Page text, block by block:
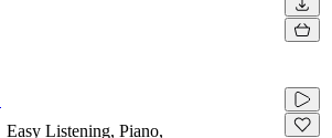
Easy Listening, Piano,